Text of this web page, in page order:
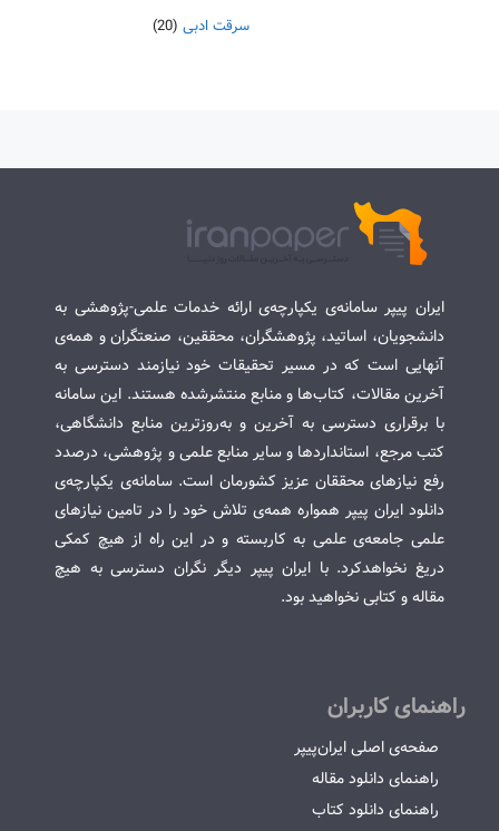
سرقت ادبی (20)
ایران پیپر سامانه‌ی یکپارچه‌ی ارائه خدمات علمی-پژوهشی به
دانشجویان، اساتید، پژوهشگران، محققین، صنعتگران و همه‌ی
آنهایی است که در مسیر تحقیقات خود نیازمند دسترسی به
آخرین مقالات، کتاب‌ها و منابع منتشرشده هستند. این سامانه
با برقراری دسترسی به آخرین و به‌روزترین منابع دانشگاهی،
کتب مرجع، استانداردها و سایر منابع علمی و پژوهشی، درصدد
رفع نیازهای محققان عزیز کشورمان است. سامانه‌ی یکپارچه‌ی
دانلود ایران پیپر همواره همه‌ی تلاش خود را در تامین نیازهای
علمی جامعه‌ی علمی به کاربسته و در این راه از هیچ کمکی
دریغ نخواهدکرد. با ایران پیپر دیگر نگران دسترسی به هیچ
مقاله و کتابی نخواهید بود.
راهنمای کاربران
صفحه‌ی اصلی ایران‌پیپر
راهنمای دانلود مقاله
راهنمای دانلود کتاب